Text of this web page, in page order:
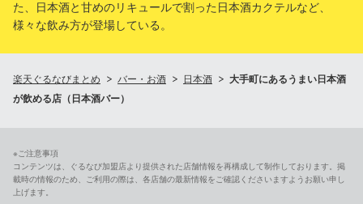
た、日本酒と甘めのリキュールで割った日本酒カクテルなど、
様々な飲み方が登場している。
楽天ぐるなびまとめ バー・お酒 日本酒
大手町にあるうまい日本酒
が飲める店（日本酒バー）
※ご注意事項
コンテンツは、ぐるなび加盟店より提供された店舗情報を再構成して制作しております。掲
載時の情報のため、ご利用の際は、各店舗の最新情報をご確認くださいますようお願い申し
上げます。